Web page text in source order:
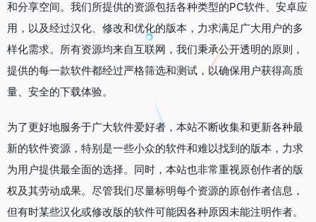
和分享空间。我们所提供的资源包括各种类型的PC软件、安卓应
用，以及经过汉化、修改和优化的版本，力求满足广大用户的多
样化需求。所有资源均来自互联网，我们秉承公开透明的原则，
提供的每一款软件都经过严格筛选和测试，以确保用户获得高质
量、安全的下载体验。
为了更好地服务于广大软件爱好者，本站不断收集和更新各种最
新的软件资源，特别是一些小众的软件和难以找到的版本，力求
为用户提供最全面的选择。同时，本站也非常重视原创作者的版
权及其劳动成果。尽管我们尽量标明每个资源的原创作者信息，
但有时某些汉化或修改版的软件可能因各种原因未能注明作者。